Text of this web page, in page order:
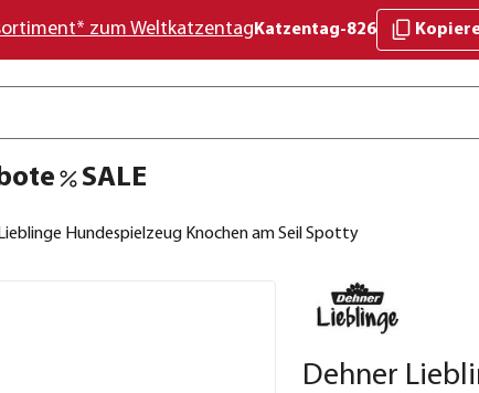
zum Weltkatzentag Katzentag-826
SALE
Hundespielzeug Knochen am Seil Spotty
Dehner